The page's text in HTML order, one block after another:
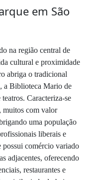
em São
na região central de
cultural e proximidade
abriga o tradicional
a Biblioteca Mario de
Caracteriza-se
muitos com valor
uma população
liberais e
comércio variado
adjacentes, oferecendo
restaurantes e